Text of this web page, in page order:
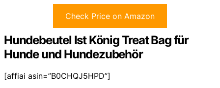
Check Price on Amazon
Hundebeutel Ist König Treat Bag für
Hunde und Hundezubehör
[affiai asin=”B0CHQJ5HPD”]